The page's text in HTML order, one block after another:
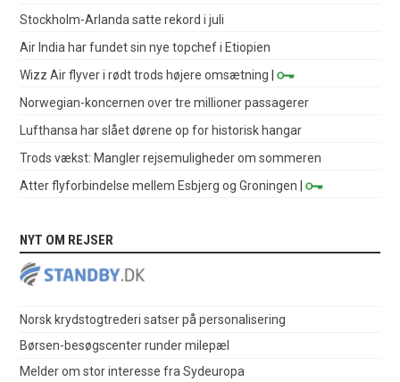
Stockholm-Arlanda satte rekord i juli
Air India har fundet sin nye topchef i Etiopien
Wizz Air flyver i rødt trods højere omsætning |
Norwegian-koncernen over tre millioner passagerer
Lufthansa har slået dørene op for historisk hangar
Trods vækst: Mangler rejsemuligheder om sommeren
Atter flyforbindelse mellem Esbjerg og Groningen |
NYT OM REJSER
Norsk krydstogtrederi satser på personalisering
Børsen-besøgscenter runder milepæl
Melder om stor interesse fra Sydeuropa